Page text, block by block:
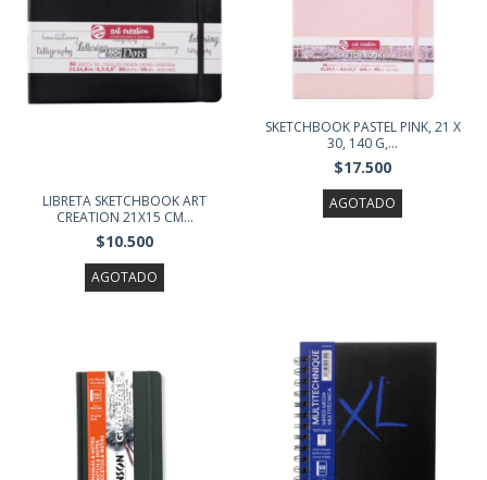
LIBRETA SKETCHBOOK ART
CREATION 21X15 CM...
$10.500
AGOTADO
SKETCHBOOK PASTEL PINK, 21 X
30, 140 G,...
$17.500
AGOTADO